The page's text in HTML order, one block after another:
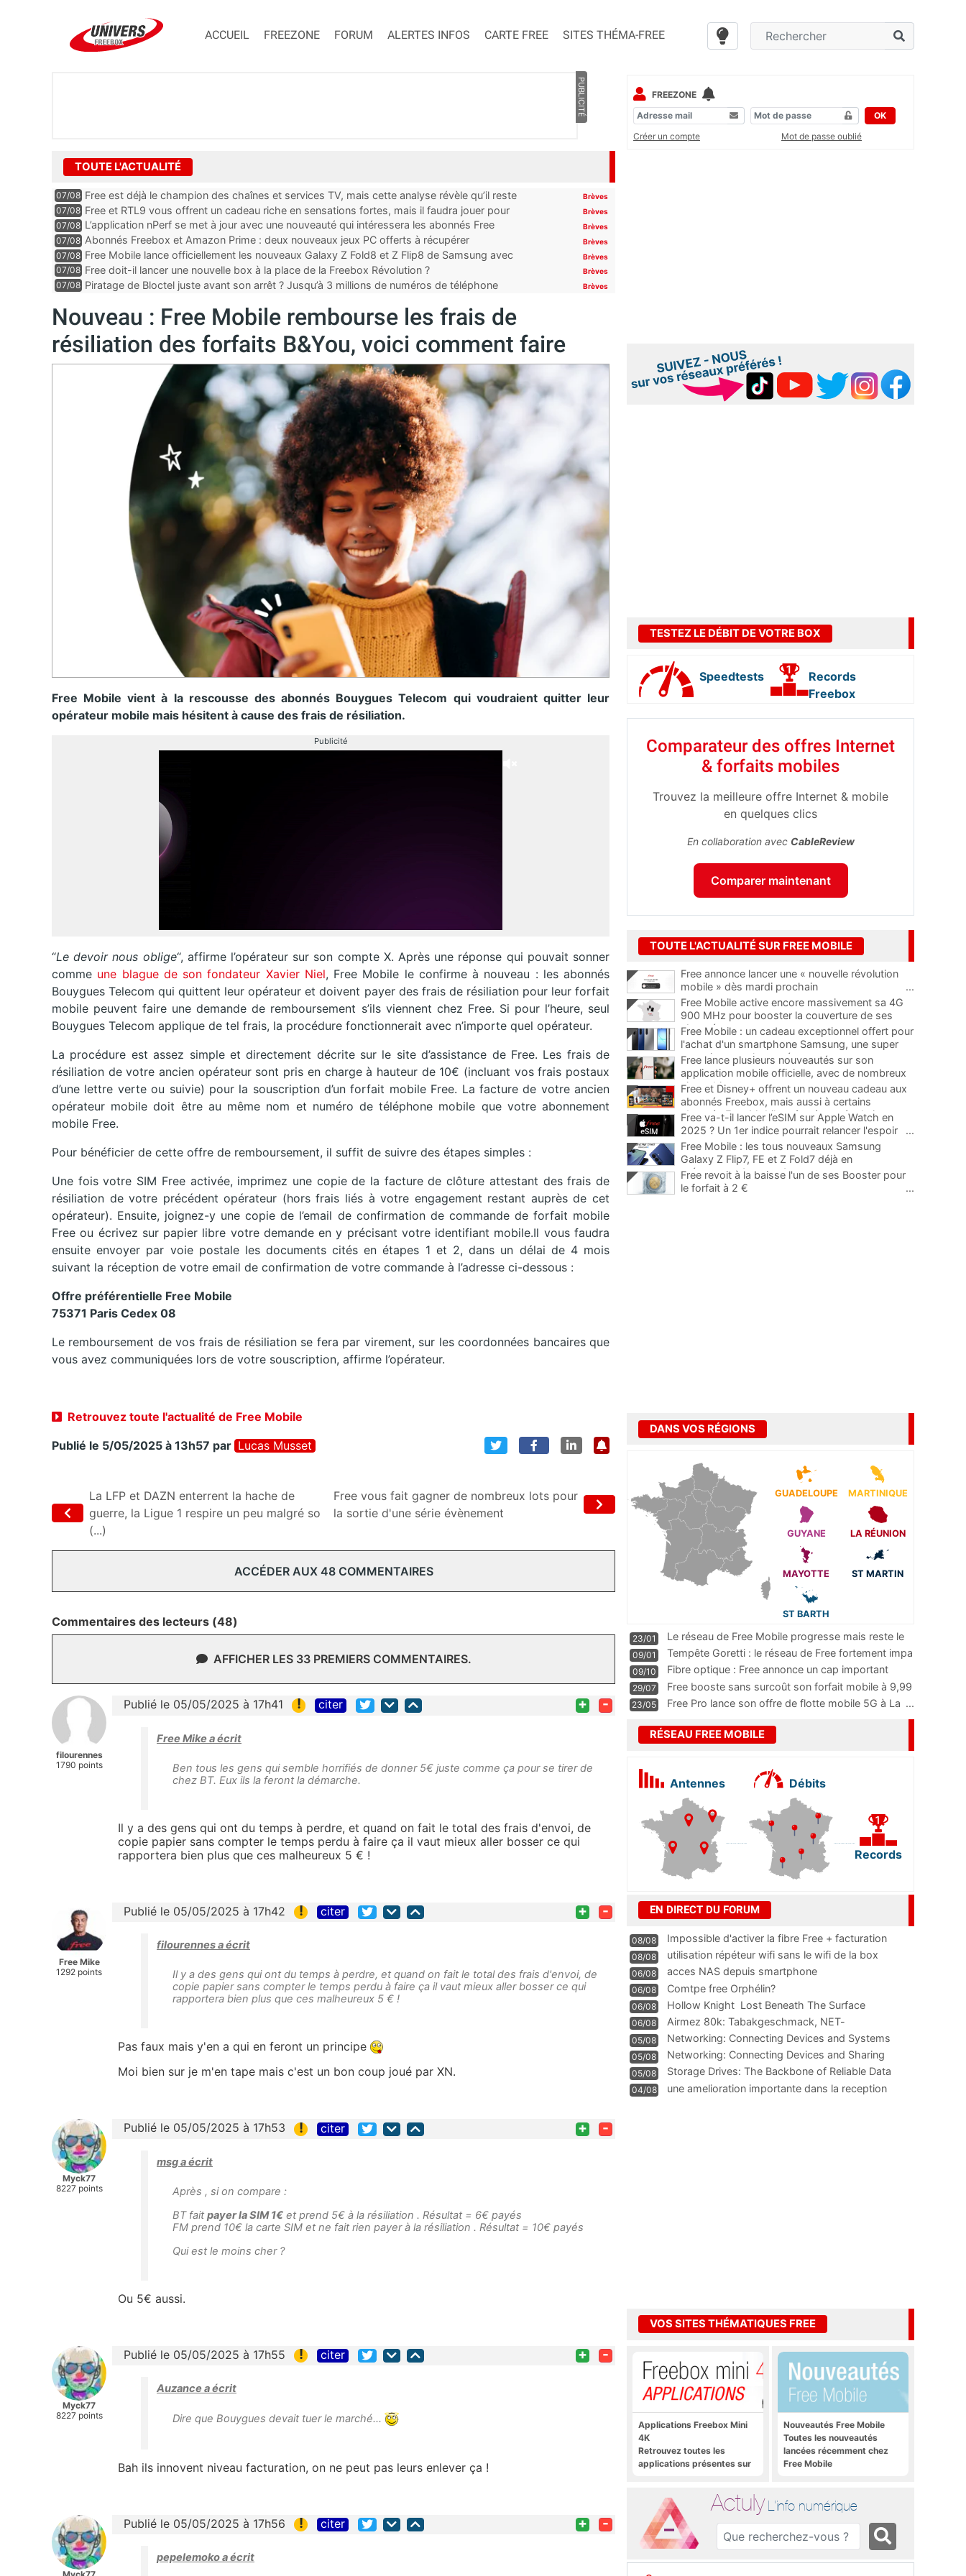
ACCUEIL FREEZONE FORUM ALERTES INFOS CARTE FREE SITES THÉMA-FREE
PUBLICITÉ
TOUTE L'ACTUALITÉ
07/08 Free est déjà le champion des chaînes et services TV, mais cette analyse révèle qu’il reste
encore au moin...
Brèves
07/08 Free et RTL9 vous offrent un cadeau riche en sensations fortes, mais il faudra jouer pour
l’obtenir
Brèves
07/08 L’application nPerf se met à jour avec une nouveauté qui intéressera les abonnés Free
Mobile, Orange, SFR ...
Brèves
07/08 Abonnés Freebox et Amazon Prime : deux nouveaux jeux PC offerts à récupérer Brèves
07/08 Free Mobile lance officiellement les nouveaux Galaxy Z Fold8 et Z Flip8 de Samsung avec
des promos et des cadeaux
Brèves
07/08 Free doit-il lancer une nouvelle box à la place de la Freebox Révolution ? Brèves
07/08 Piratage de Bloctel juste avant son arrêt ? Jusqu’à 3 millions de numéros de téléphone
Brèves
Nouveau : Free Mobile rembourse les frais de
résiliation des forfaits B&You, voici comment faire
Free Mobile vient à la rescousse des abonnés Bouygues Telecom qui voudraient quitter leur
opérateur mobile mais hésitent à cause des frais de résiliation.
Publicité
“Le devoir nous oblige“, affirme l’opérateur sur son compte X. Après une réponse qui pouvait sonner
comme une blague de son fondateur Xavier Niel, Free Mobile le confirme à nouveau : les abonnés
Bouygues Telecom qui quittent leur opérateur et doivent payer des frais de résiliation pour leur forfait
mobile peuvent faire une demande de remboursement s’ils viennent chez Free. Si pour l’heure, seul
Bouygues Telecom applique de tel frais, la procédure fonctionnerait avec n’importe quel opérateur.
La procédure est assez simple et directement décrite sur le site d’assistance de Free. Les frais de
résiliation de votre ancien opérateur sont pris en charge à hauteur de 10€ (incluant vos frais postaux
d’une lettre verte ou suivie) pour la souscription d’un forfait mobile Free. La facture de votre ancien
opérateur mobile doit être au même nom et numéro de téléphone mobile que votre abonnement
mobile Free.
Pour bénéficier de cette offre de remboursement, il suffit de suivre des étapes simples :
Une fois votre SIM Free activée, imprimez une copie de la facture de clôture attestant des frais de
résiliation de votre précédent opérateur (hors frais liés à votre engagement restant auprès de cet
opérateur). Ensuite, joignez-y une copie de l’email de confirmation de commande de forfait mobile
Free ou écrivez sur papier libre votre demande en y précisant votre identifiant mobile.Il vous faudra
ensuite envoyer par voie postale les documents cités en étapes 1 et 2, dans un délai de 4 mois
suivant la réception de votre email de confirmation de votre commande à l’adresse ci-dessous :
Offre préférentielle Free Mobile
75371 Paris Cedex 08
Le remboursement de vos frais de résiliation se fera par virement, sur les coordonnées bancaires que
vous avez communiquées lors de votre souscription, affirme l’opérateur.
Retrouvez toute l'actualité de Free Mobile
Publié le 5/05/2025 à 13h57 par Lucas Musset
La LFP et DAZN enterrent la hache de
guerre, la Ligue 1 respire un peu malgré so
(...)
Free vous fait gagner de nombreux lots pour
la sortie d'une série évènement
ACCÉDER AUX 48 COMMENTAIRES
Commentaires des lecteurs (48)
AFFICHER LES 33 PREMIERS COMMENTAIRES.
filourennes
1790 points
Publié le 05/05/2025 à 17h41 ! citer + -
Free Mike a écrit
Ben tous les gens qui semble horrifiés de donner 5€ juste comme ça pour se tirer de
chez BT. Eux ils la feront la démarche.
Il y a des gens qui ont du temps à perdre, et quand on fait le total des frais d'envoi, de
copie papier sans compter le temps perdu à faire ça il vaut mieux aller bosser ce qui
rapportera bien plus que ces malheureux 5 € !
Free Mike
1292 points
Publié le 05/05/2025 à 17h42 ! citer + -
filourennes a écrit
Il y a des gens qui ont du temps à perdre, et quand on fait le total des frais d'envoi, de
copie papier sans compter le temps perdu à faire ça il vaut mieux aller bosser ce qui
rapportera bien plus que ces malheureux 5 € !
Pas faux mais y'en a qui en feront un principe
Moi bien sur je m'en tape mais c'est un bon coup joué par XN.
Myck77
8227 points
Publié le 05/05/2025 à 17h53 ! citer + -
msg a écrit
Après , si on compare :
BT fait payer la SIM 1€ et prend 5€ à la résiliation . Résultat = 6€ payés
FM prend 10€ la carte SIM et ne fait rien payer à la résiliation . Résultat = 10€ payés
Qui est le moins cher ?
Ou 5€ aussi.
Myck77
8227 points
Publié le 05/05/2025 à 17h55 ! citer + -
Auzance a écrit
Dire que Bouygues devait tuer le marché...
Bah ils innovent niveau facturation, on ne peut pas leurs enlever ça !
Publié le 05/05/2025 à 17h56 ! citer + -
pepelemoko a écrit
FREEZONE
OK
Créer un compte
Mot de passe oublié
TESTEZ LE DÉBIT DE VOTRE BOX
Speedtests
Records
Freebox
Comparateur des offres Internet
& forfaits mobiles
Trouvez la meilleure offre Internet & mobile
en quelques clics
En collaboration avec CableReview
Comparer maintenant
TOUTE L'ACTUALITÉ SUR FREE MOBILE
Free annonce lancer une « nouvelle révolution
mobile » dès mardi prochain
...
Free Mobile active encore massivement sa 4G
900 MHz pour booster la couverture de ses
abonnés
...
Free Mobile : un cadeau exceptionnel offert pour
l'achat d'un smartphone Samsung, une super
occasion pour la rentrée
Free lance plusieurs nouveautés sur son
application mobile officielle, avec de nombreux
ajouts bienvenus
...
Free et Disney+ offrent un nouveau cadeau aux
abonnés Freebox, mais aussi à certains
abonnés Free Mobile grâce à une évolution
Free va-t-il lancer l’eSIM sur Apple Watch en
2025 ? Un 1er indice pourrait relancer l'espoir
...
Free Mobile : les tous nouveaux Samsung
Galaxy Z Flip7, FE et Z Fold7 déjà en
précommande avec des promos
Free revoit à la baisse l'un de ses Booster pour
le forfait à 2 €
...
DANS VOS RÉGIONS
GUADELOUPE MARTINIQUE
GUYANE LA RÉUNION
MAYOTTE ST MARTIN
ST BARTH
23/01
Le réseau de Free Mobile progresse mais reste le
m
...
09/01
Tempête Goretti : le réseau de Free fortement impa
09/10
Fibre optique : Free annonce un cap important
pass
...
29/07
Free booste sans surcoût son forfait mobile à 9,99
23/05 Free Pro lance son offre de flotte mobile 5G à La ...
RÉSEAU FREE MOBILE
Antennes Débits
Records
EN DIRECT DU FORUM
08/08
Impossible d'activer la fibre Free + facturation
résiliation
08/08 utilisation répéteur wifi sans le wifi de la box
06/08 acces NAS depuis smartphone
06/08 Comtpe free Orphélin?
06/08 Hollow Knight  Lost Beneath The Surface
06/08
Airmez 80k: Tabakgeschmack, NET-
Technologie und Leistung im
05/08 Networking: Connecting Devices and Systems
05/08
Networking: Connecting Devices and Sharing
Information
05/08
Storage Drives: The Backbone of Reliable Data
Management
04/08
une amelioration importante dans la reception
VOS SITES THÉMATIQUES FREE
Applications Freebox Mini
4K
Retrouvez toutes les
applications présentes sur
Nouveautés Free Mobile
Toutes les nouveautés
lancées récemment chez
Free Mobile
Actuly L'info numérique